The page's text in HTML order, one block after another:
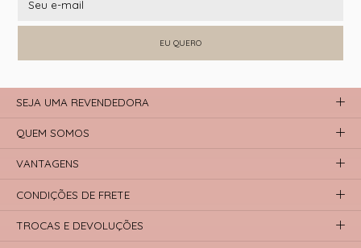
EU QUERO
SEJA UMA REVENDEDORA
QUEM SOMOS
VANTAGENS
CONDIÇÕES DE FRETE
TROCAS E DEVOLUÇÕES